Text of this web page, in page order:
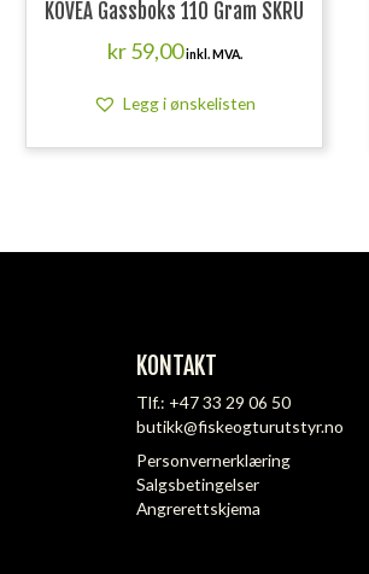
KOVEA Gassboks 110 Gram SKRU
kr59,00 inkl. MVA.
Legg i ønskelisten
KONTAKT
Tlf.: +47 33 29 06 50
butikk@fiskeogturutstyr.no
Personvernerklæring
Salgsbetingelser
Angrerettskjema